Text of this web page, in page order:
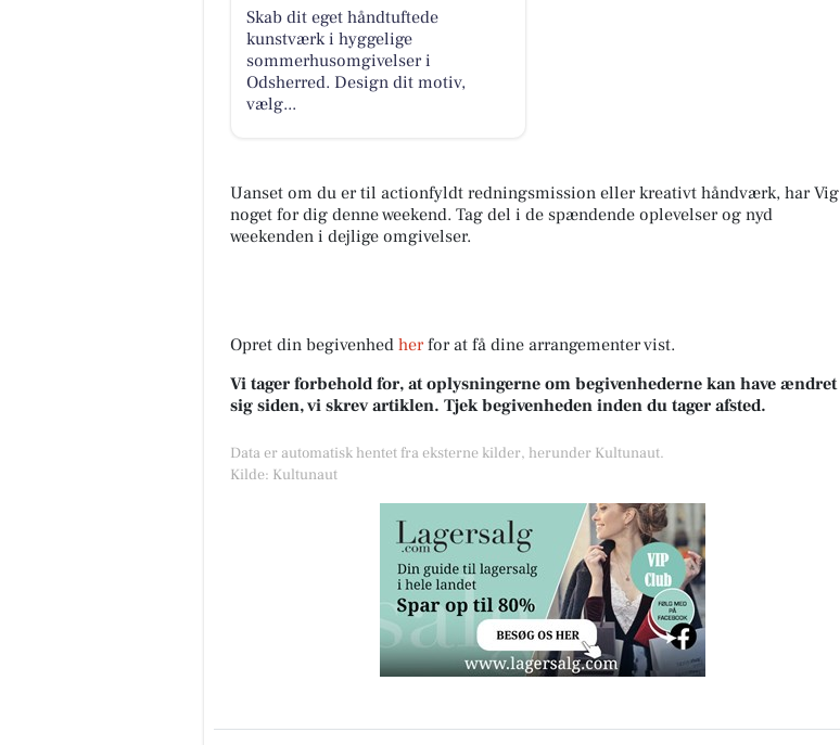
Skab dit eget håndtuftede
kunstværk i hyggelige
sommerhusomgivelser i
Odsherred. Design dit motiv,
vælg...
Uanset om du er til actionfyldt redningsmission eller kreativt håndværk, har Vig
noget for dig denne weekend. Tag del i de spændende oplevelser og nyd
weekenden i dejlige omgivelser.
Opret din begivenhed herfor at få dine arrangementer vist.
Vi tager forbehold for, at oplysningerne om begivenhederne kan have ændret
sig siden, vi skrev artiklen. Tjek begivenheden inden du tager afsted.
Data er automatisk hentet fra eksterne kilder, herunder Kultunaut.
Kilde: Kultunaut